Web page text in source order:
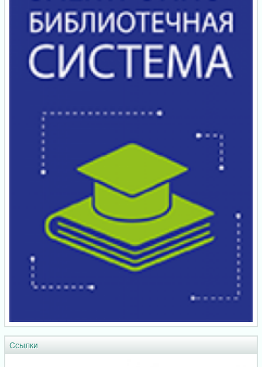
Ссылки